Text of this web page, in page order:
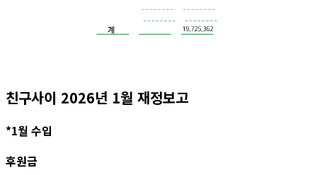
친구사이 2026년 1월 재정보고
*1월 수입
후원금